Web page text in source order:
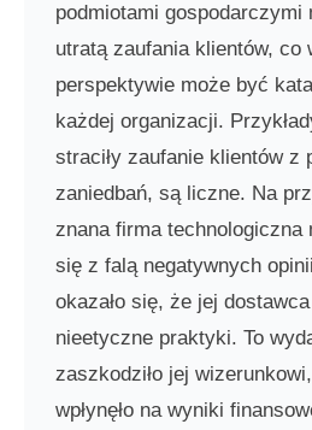
podmiotami gospodarczymi
utratą zaufania klientów, co
perspektywie może być
każdej organizacji.
straciły zaufanie klientów z
zaniedbań, są liczne. Na
znana firma technologiczna
się z falą negatywnych
okazało się, że jej dostawca
nieetyczne praktyki. To
zaszkodziło jej
wpłynęło na wyniki